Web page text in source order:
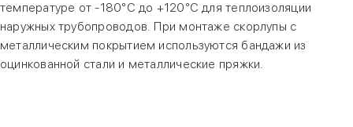
температуре от -180°С до +120°С для теплоизоляции
наружных трубопроводов. При монтаже скорлупы с
металлическим покрытием используются бандажи из
оцинкованной стали и металлические пряжки.